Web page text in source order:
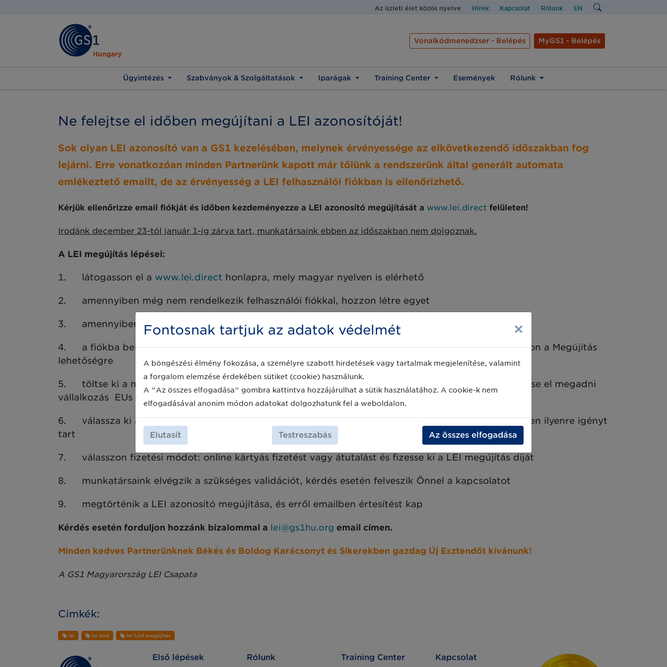
Az üzleti élet közös nyelve Hírek Kapcsolat Rólunk EN
Vonalkódmenedzser - Belépés MyGS1 - Belépés
Ügyintézés Szabványok & Szolgáltatások Iparágak Training Center Események Rólunk
Ne felejtse el időben megújítani a LEI azonosítóját!
Sok olyan LEI azonosító van a GS1 kezelésében, melynek érvényessége az elkövetkezendő időszakban fog
lejárni. Erre vonatkozóan minden Partnerünk kapott már tőlünk a rendszerünk által generált automata
emlékeztető emailt, de az érvényesség a LEI felhasználói fiókban is ellenőrizhető.
Kérjük ellenőrizze email fiókját és időben kezdeményezze a LEI azonosító megújítását a www.lei.direct felületen!
Irodánk december 23-tól január 1-ig zárva tart, munkatársaink ebben az időszakban nem dolgoznak.
A LEI megújítás lépései:
1. látogasson el a www.lei.direct honlapra, mely magyar nyelven is elérhető
2. amennyiben még nem rendelkezik felhasználói fiókkal, hozzon létre egyet
3. amennyiben van már felhasználói fiókja, lépjen be ide az email címe és jelszava megadásával
4.
a fiókba belépve, az Irányítópultban keresse meg a megújítani kívánt LEI azonosítót és kattintson a Megújítás
lehetőségre
5.
töltse ki a megújítási igénylésen kért adatokat, csatolja a szükséges dokumentumokat. Ne felejtse el megadni
vállalkozás EUs adószámát, amennyiben rendelkezik ilyennel
6.
válassza ki a kívánt csomagot: az 1, 3, vagy 5 éves megújítást illetve a Tanúsítványt – amennyiben ilyenre igényt
tart
7. válasszon fizetési módot: online kártyás fizetést vagy átutalást és fizesse ki a LEI megújítás díját
8. munkatársaink elvégzik a szükséges validációt, kérdés esetén felveszik Önnel a kapcsolatot
9. megtörténik a LEI azonosító megújítása, és erről emailben értesítést kap
Kérdés esetén forduljon hozzánk bizalommal a lei@gs1hu.org email címen.
Minden kedves Partnerünknek Békés és Boldog Karácsonyt és Sikerekben gazdag Új Esztendőt kívánunk!
A GS1 Magyarország LEI Csapata
Cimkék:
lei lei kód lei kód megújítás
Első lépések Rólunk Training Center Kapcsolat
Fontosnak tartjuk az adatok védelmét ×
A böngészési élmény fokozása, a személyre szabott hirdetések vagy tartalmak megjelenítése, valamint
a forgalom elemzése érdekében sütiket (cookie) használunk.
A "Az összes elfogadása" gombra kattintva hozzájárulhat a sütik használatához. A cookie-k nem
elfogadásával anonim módon adatokat dolgozhatunk fel a weboldalon.
Elutasít Testreszabás Az összes elfogadása